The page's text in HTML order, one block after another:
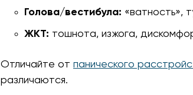
Голова/вестибула: «ватность»,
ЖКТ: тошнота, изжога,
Отличайте от панического
различаются.